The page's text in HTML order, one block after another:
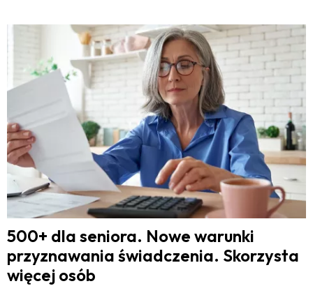
500+ dla seniora. Nowe warunki
przyznawania świadczenia. Skorzysta
więcej osób